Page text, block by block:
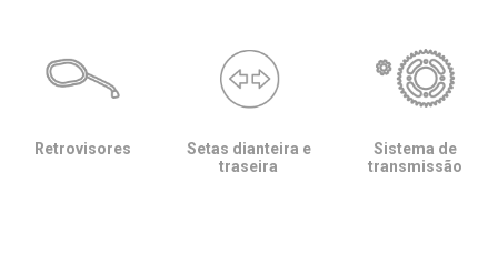
Retrovisores
Setas dianteira e
traseira
Sistema de
transmissão